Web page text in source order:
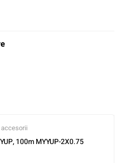
100m MYYUP-2X0.75